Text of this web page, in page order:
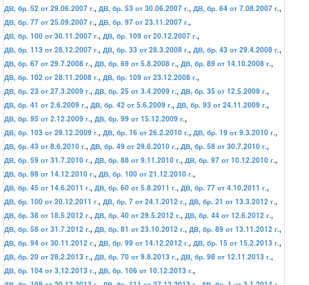
ДВ, бр. 52 от 29.06.2007 г., ДВ, бр. 53 от 30.06.2007 г., ДВ, бр. 64 от 7.08.2007 г.,
ДВ, бр. 77 от 25.09.2007 г., ДВ, бр. 97 от 23.11.2007 г.,
ДВ, бр. 100 от 30.11.2007 г., ДВ, бр. 109 от 20.12.2007 г.,
ДВ, бр. 113 от 28.12.2007 г., ДВ, бр. 33 от 28.3.2008 г., ДВ, бр. 43 от 29.4.2008 г.,
ДВ, бр. 67 от 29.7.2008 г., ДВ, бр. 69 от 5.8.2008 г., ДВ, бр. 89 от 14.10.2008 г.,
ДВ, бр. 102 от 28.11.2008 г., ДВ, бр. 109 от 23.12.2008 г.,
ДВ, бр. 23 от 27.3.2009 г., ДВ, бр. 25 от 3.4.2009 г., ДВ, бр. 35 от 12.5.2009 г.,
ДВ, бр. 41 от 2.6.2009 г., ДВ, бр. 42 от 5.6.2009 г., ДВ, бр. 93 от 24.11.2009 г.,
ДВ, бр. 95 от 2.12.2009 г., ДВ, бр. 99 от 15.12.2009 г.,
ДВ, бр. 103 от 29.12.2009 г., ДВ, бр. 16 от 26.2.2010 г., ДВ, бр. 19 от 9.3.2010 г.,
ДВ, бр. 43 от 8.6.2010 г., ДВ, бр. 49 от 29.6.2010 г., ДВ, бр. 58 от 30.7.2010 г.,
ДВ, бр. 59 от 31.7.2010 г., ДВ, бр. 88 от 9.11.2010 г., ДВ, бр. 97 от 10.12.2010 г.,
ДВ, бр. 98 от 14.12.2010 г., ДВ, бр. 100 от 21.12.2010 г.,
ДВ, бр. 45 от 14.6.2011 г., ДВ, бр. 60 от 5.8.2011 г., ДВ, бр. 77 от 4.10.2011 г.,
ДВ, бр. 100 от 20.12.2011 г., ДВ, бр. 7 от 24.1.2012 г., ДВ, бр. 21 от 13.3.2012 г.,
ДВ, бр. 38 от 18.5.2012 г., ДВ, бр. 40 от 29.5.2012 г., ДВ, бр. 44 от 12.6.2012 г.,
ДВ, бр. 58 от 31.7.2012 г., ДВ, бр. 81 от 23.10.2012 г., ДВ, бр. 89 от 13.11.2012 г.,
ДВ, бр. 94 от 30.11.2012 г., ДВ, бр. 99 от 14.12.2012 г., ДВ, бр. 15 от 15.2.2013 г.,
ДВ, бр. 20 от 28.2.2013 г., ДВ, бр. 70 от 9.8.2013 г., ДВ, бр. 98 от 12.11.2013 г.,
ДВ, бр. 104 от 3.12.2013 г., ДВ, бр. 106 от 10.12.2013 г.,